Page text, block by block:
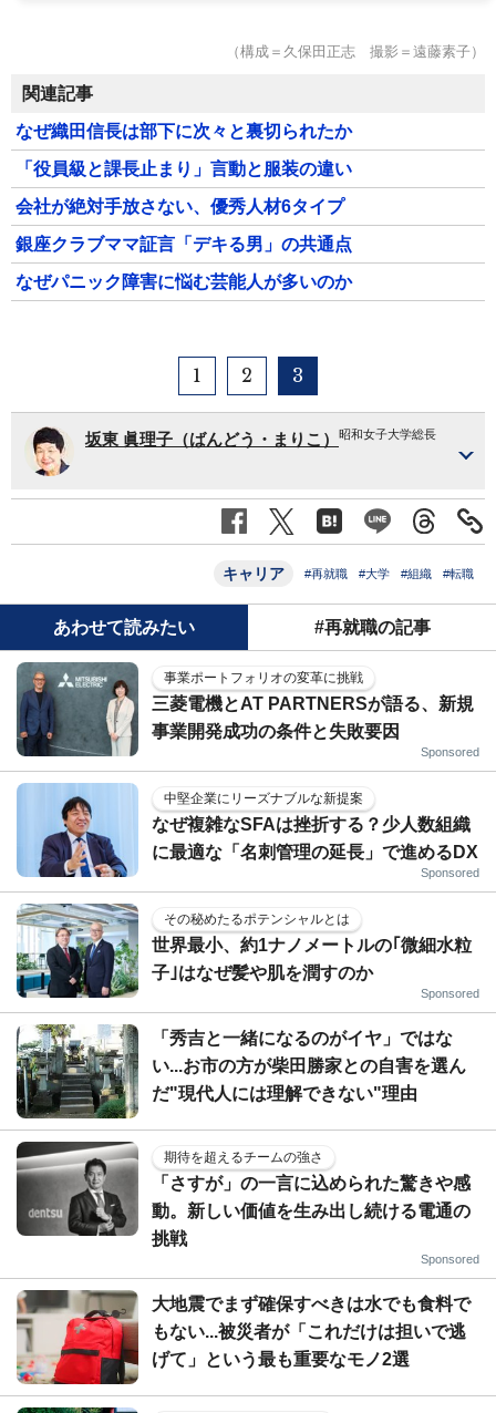
（構成＝久保田正志 撮影＝遠藤素子）
関連記事
なぜ織田信長は部下に次々と裏切られたか
「役員級と課長止まり」言動と服装の違い
会社が絶対手放さない、優秀人材6タイプ
銀座クラブママ証言「デキる男」の共通点
なぜパニック障害に悩む芸能人が多いのか
1 2 3
坂東 眞理子（ばんどう・まりこ） 昭和女子大学総長
キャリア #再就職 #大学 #組織 #転職
あわせて読みたい #再就職の記事
事業ポートフォリオの変革に挑戦
三菱電機とAT PARTNERSが語る、新規
事業開発成功の条件と失敗要因
Sponsored
中堅企業にリーズナブルな新提案
なぜ複雑なSFAは挫折する？少人数組織
に最適な「名刺管理の延長」で進めるDX
Sponsored
その秘めたるポテンシャルとは
世界最小、約1ナノメートルの｢微細水粒
子｣はなぜ髪や肌を潤すのか
Sponsored
「秀吉と一緒になるのがイヤ」ではな
い...お市の方が柴田勝家との自害を選ん
だ"現代人には理解できない"理由
期待を超えるチームの強さ
「さすが」の一言に込められた驚きや感
動。新しい価値を生み出し続ける電通の
挑戦
Sponsored
大地震でまず確保すべきは水でも食料で
もない...被災者が「これだけは担いで逃
げて」という最も重要なモノ2選